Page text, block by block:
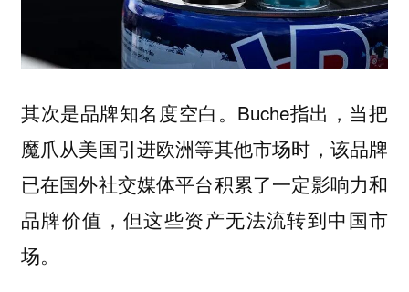
其次是品牌知名度空白。 Buche指出，当把
魔爪从美国引进欧洲等其他市场时，该品牌
已在国外社交媒体平台积累了一定影响力和
品牌价值，但这些资产无法流转到中国市
场。